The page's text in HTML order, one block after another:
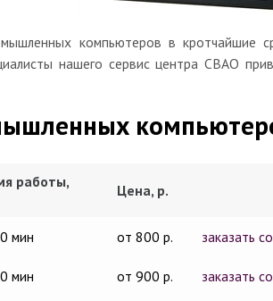
компьютеров в кротчайшие
нашего сервис центра СВАО
работы,
Цена, р.
мин от 800 р. заказать
мин от 900 р. заказать